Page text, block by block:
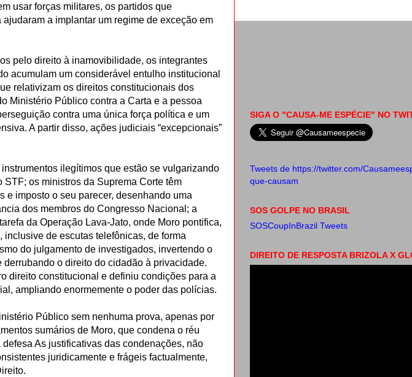
usar forças militares, os partidos que
a implantar um regime de exceção em
pelo direito à inamovibilidade, os integrantes
acumulam um considerável entulho institucional
relativizam os direitos constitucionais dos
Ministério Público contra a Carta e a pessoa
contra uma única força política e um
A partir disso, ações judiciais “excepcionais”
ilegítimos que estão se vulgarizando
os ministros da Suprema Corte têm
imposto o seu parecer, desenhando uma
dos membros do Congresso Nacional; a
da Operação Lava-Jato, onde Moro pontifica,
de escutas telefônicas, de forma
do julgamento de investigados, invertendo o
o direito do cidadão à privacidade.
direito constitucional e definiu condições para a
ampliando enormemente o poder das polícias.
Público sem nenhuma prova, apenas por
sumários de Moro, que condena o réu
As justificativas das condenações, não
juridicamente e frágeis factualmente,
SIGA O "CAUSA-ME ESPÉCIE" NO
Tweets de https://twitter.com/
que-causam
SOS GOLPE NO BRASIL
SOSCoupInBrazil Tweets
DIREITO DE RESPOSTA BRIZOLA X